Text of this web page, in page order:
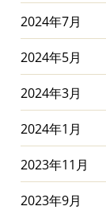
2024年7月
2024年5月
2024年3月
2024年1月
2023年11月
2023年9月